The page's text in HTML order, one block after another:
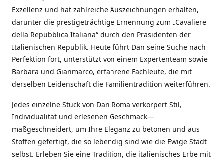
Exzellenz und hat zahlreiche Auszeichnungen erhalten,
darunter die prestigeträchtige Ernennung zum „Cavaliere
della Repubblica Italiana“ durch den Präsidenten der
Italienischen Republik. Heute führt Dan seine Suche nach
Perfektion fort, unterstützt von einem Expertenteam sowie
Barbara und Gianmarco, erfahrene Fachleute, die mit
derselben Leidenschaft die Familientradition weiterführen.
Jedes einzelne Stück von Dan Roma verkörpert Stil,
Individualität und erlesenen Geschmack—
maßgeschneidert, um Ihre Eleganz zu betonen und aus
Stoffen gefertigt, die so lebendig sind wie die Ewige Stadt
selbst. Erleben Sie eine Tradition, die italienisches Erbe mit